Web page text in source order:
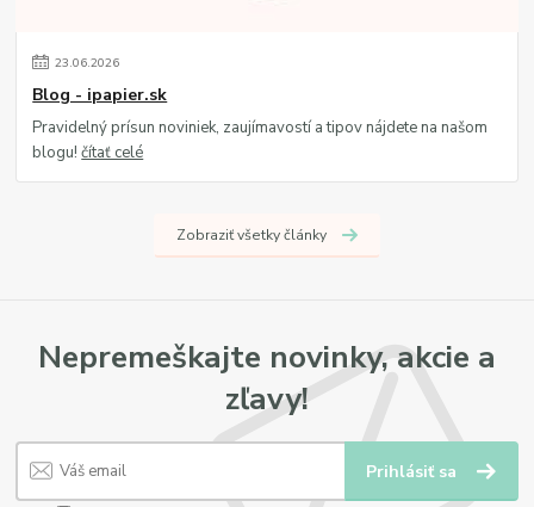
23.06.2026
Blog - ipapier.sk
Pravidelný prísun noviniek, zaujímavostí a tipov nájdete na našom
blogu!čítať celé
Zobraziť všetky články
Nepremeškajte novinky, akcie a
zľavy!
Prihlásiť sa